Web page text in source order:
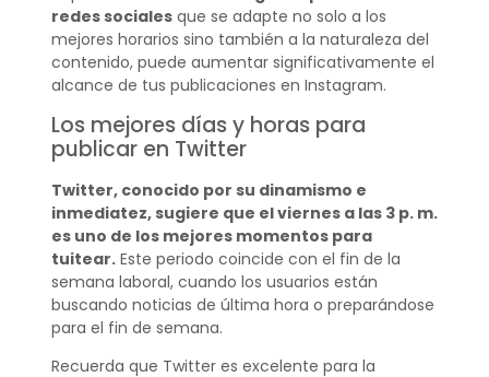
redes socialesque se adapte no solo a los
mejores horarios sino también a la naturaleza del
contenido, puede aumentar significativamente el
alcance de tus publicaciones en Instagram.
Los mejores días y horas para
publicar en Twitter
Twitter, conocido por su dinamismo e
inmediatez, sugiere que el viernes a las 3 p. m.
es uno de los mejores momentos para
tuitear.Este periodo coincide con el fin de la
semana laboral, cuando los usuarios están
buscando noticias de última hora o preparándose
para el fin de semana.
Recuerda que Twitter es excelente para la